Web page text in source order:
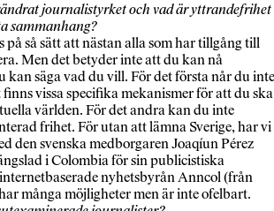
journalistyrket och vad är yttrandefrihet
sammanhang?
så sätt att nästan alla som har tillgång till
Men det betyder inte att du kan nå
kan säga vad du vill. För det första når du inte
vissa specifika mekanismer för att du ska
världen. För det andra kan du inte
frihet. För utan att lämna Sverige, har vi
den svenska medborgaren Joaqíun Pérez
i Colombia för sin publicistiska
nyhetsbyrån Anncol (från
många möjligheter men är inte ofelbart.